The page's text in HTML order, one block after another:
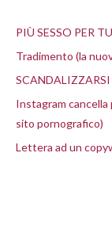
PIÙ SESSO PER
Tradimento (la
Instagram
sito pornografico)
Lettera ad un